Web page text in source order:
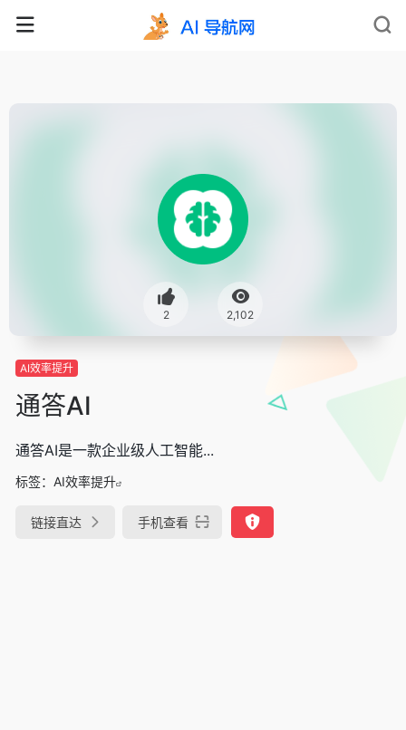
2 2,102
AI效率提升
通答AI
通答AI是一款企业级人工智能...
标签： AI效率提升
链接直达 手机查看